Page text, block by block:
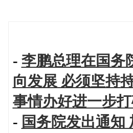
- 李鹏总理在国务
向发展 必须坚持
事情办好进一步
- 国务院发出通知